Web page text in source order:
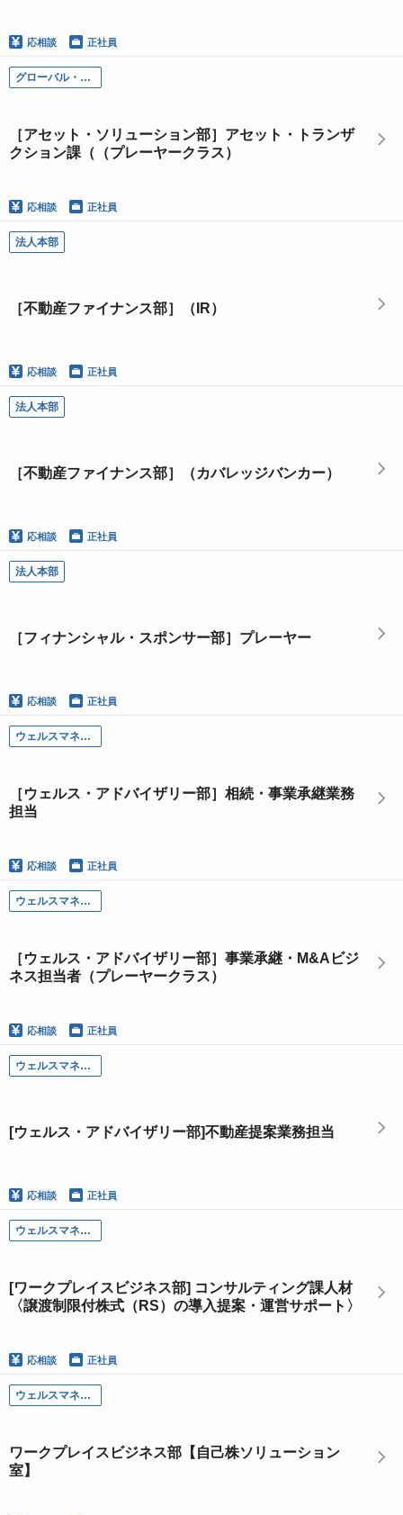
応相談 正社員
グローバル・インベストメント・バンキング本部
［アセット・ソリューション部］アセット・トランザ
クション課（（プレーヤークラス）
応相談 正社員
法人本部
［不動産ファイナンス部］（IR）
応相談 正社員
法人本部
［不動産ファイナンス部］（カバレッジバンカー）
応相談 正社員
法人本部
［フィナンシャル・スポンサー部］プレーヤー
応相談 正社員
ウェルスマネジメント部門
［ウェルス・アドバイザリー部］相続・事業承継業務
担当
応相談 正社員
ウェルスマネジメント部門
［ウェルス・アドバイザリー部］事業承継・M&Aビジ
ネス担当者（プレーヤークラス）
応相談 正社員
ウェルスマネジメント部門
[ウェルス・アドバイザリー部]不動産提案業務担当
応相談 正社員
ウェルスマネジメント部門
[ワークプレイスビジネス部] コンサルティング課人材
〈譲渡制限付株式（RS）の導入提案・運営サポート〉
応相談 正社員
ウェルスマネジメント部門
ワークプレイスビジネス部【自己株ソリューション
室】